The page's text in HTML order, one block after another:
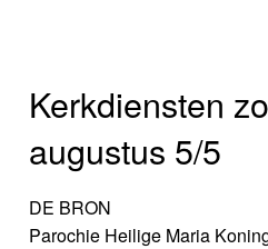
Kerkdiensten
augustus 5/5
DE BRON
Parochie Heilige Maria